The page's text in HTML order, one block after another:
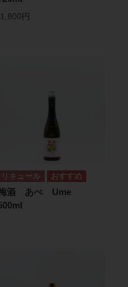
1,800円
リキュール
酒 あべ Ume